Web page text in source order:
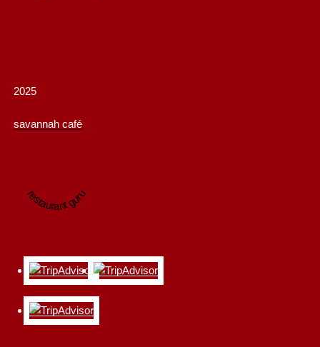
2025
savannah café
restaurant guru